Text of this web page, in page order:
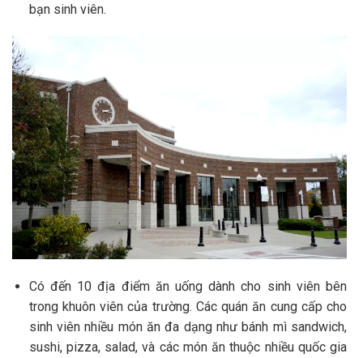
bạn sinh viên.
Có đến 10 địa điểm ăn uống dành cho sinh viên bên
trong khuôn viên của trường. Các quán ăn cung cấp cho
sinh viên nhiều món ăn đa dạng như bánh mì sandwich,
sushi, pizza, salad, và các món ăn thuộc nhiều quốc gia